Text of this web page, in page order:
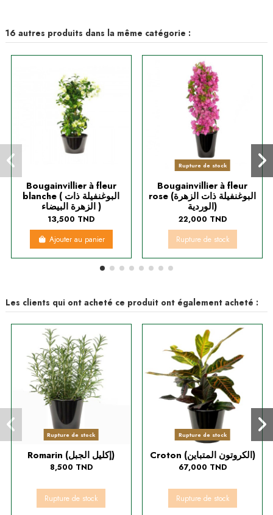
16 autres produits dans la même catégorie :
Bougainvillier à fleur
blanche ( البوغنفيلة ذات
الزهرة البيضاء )
13,500 TND
Ajouter au panier
Rupture de stock
Bougainvillier à fleur
rose (البوغنفيلة ذات الزهرة
الوردية)
22,000 TND
Rupture de stock
Les clients qui ont acheté ce produit ont également acheté :
Rupture de stock
Romarin (إكليل الجبل)
8,500 TND
Rupture de stock
Rupture de stock
Croton (الكروتون المتباين)
67,000 TND
Rupture de stock